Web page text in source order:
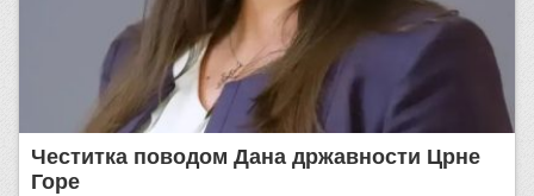
Честитка поводом Дана државности Црне
Горе